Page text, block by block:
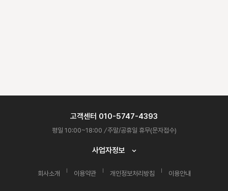
고객센터 010-5747-4393
평일 10:00~18:00 /주말/공휴일 휴무(문자접수)
사업자정보
회사소개 이용약관 개인정보처리방침 이용안내